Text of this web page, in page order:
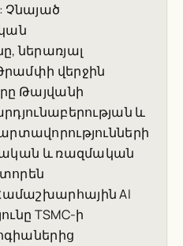
Չնայած
ներառյալ
վերջին
Թայվանի
և
և ռազմական
AI
TSMC-ի